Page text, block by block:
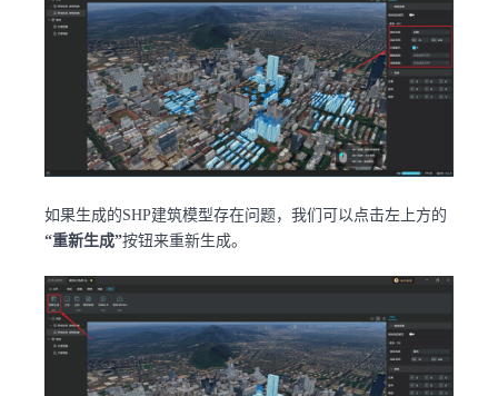
如果生成的SHP建筑模型存在问题，我们可以点击左上方的
“重新生成”按钮来重新生成。